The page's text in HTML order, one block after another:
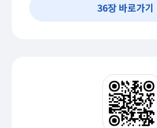
36장 바로가기